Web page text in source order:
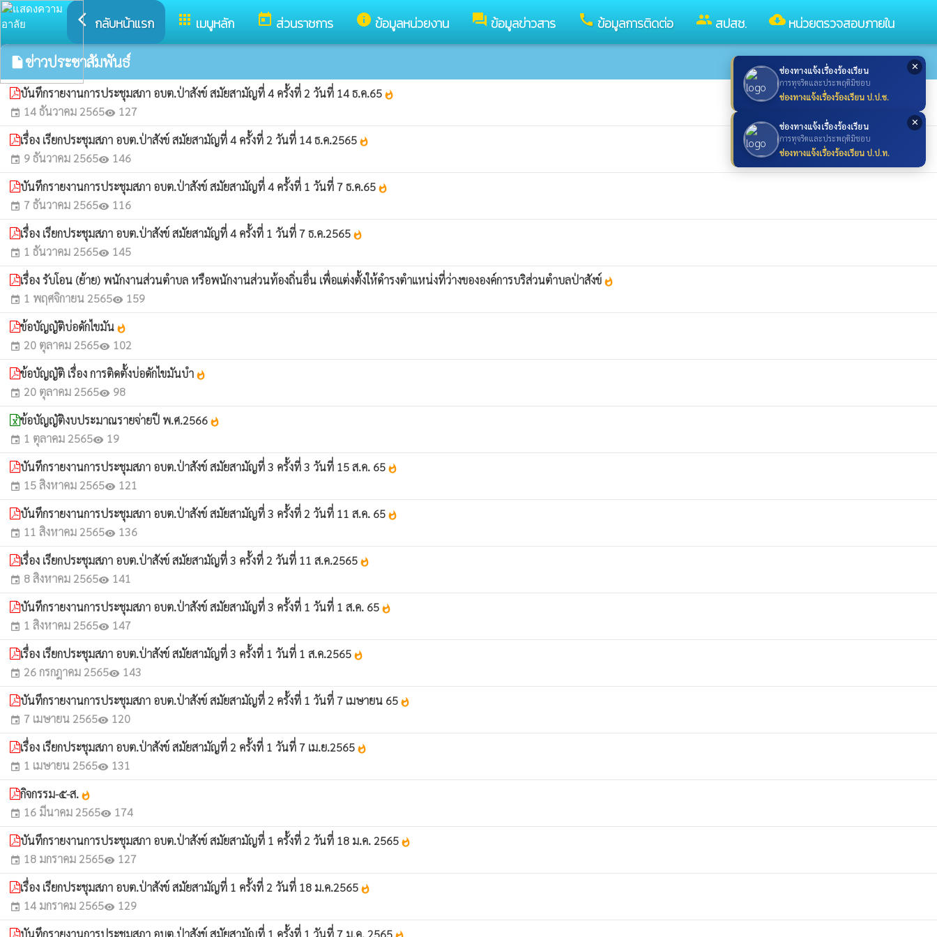
✕
ช่องทางแจ้งเรื่องร้องเรียน
การทุจริตและประพฤติมิชอบ
ช่องทางแจ้งเรื่องร้องเรียน ป.ป.ช.
✕
ช่องทางแจ้งเรื่องร้องเรียน
การทุจริตและประพฤติมิชอบ
ช่องทางแจ้งเรื่องร้องเรียน ป.ป.ท.
arrow_back_ios กลับหน้าแรก apps เมนูหลัก today ส่วนราชการ info ข้อมูลหน่วยงาน forum ข้อมูลข่าวสาร call ข้อมูลการติดต่อ group สปสช. cloud_download หน่วยตรวจสอบภายใน
insert_drive_fileข่าวประชาสัมพันธ์
บันทึกรายงานการประชุมสภา อบต.ป่าสังข์ สมัยสามัญที่ 4 ครั้งที่ 2 วันที่ 14 ธ.ค.65 whatshot
event 14 ธันวาคม 2565visibility 127
เรื่อง เรียกประชุมสภา อบต.ป่าสังข์ สมัยสามัญที่ 4 ครั้งที่ 2 วันที่ 14 ธ.ค.2565 whatshot
event 9 ธันวาคม 2565visibility 146
บันทึกรายงานการประชุมสภา อบต.ป่าสังข์ สมัยสามัญที่ 4 ครั้งที่ 1 วันที่ 7 ธ.ค.65 whatshot
event 7 ธันวาคม 2565visibility 116
เรื่อง เรียกประชุมสภา อบต.ป่าสังข์ สมัยสามัญที่ 4 ครั้งที่ 1 วันที่ 7 ธ.ค.2565 whatshot
event 1 ธันวาคม 2565visibility 145
เรื่อง รับโอน (ย้าย) พนักงานส่วนตำบล หรือพนักงานส่วนท้องถิ่นอื่น เพื่อแต่งตั้งให้ดำรงตำแหน่งที่ว่างขององค์การบริส่วนตำบลป่าสังข์ whatshot
event 1 พฤศจิกายน 2565visibility 159
ข้อบัญญัติบ่อดักไขมัน whatshot
event 20 ตุลาคม 2565visibility 102
ข้อบัญญัติ เรื่อง การติดตั้งบ่อดักไขมันบำ whatshot
event 20 ตุลาคม 2565visibility 98
ข้อบัญญัติงบประมาณรายจ่ายปี พ.ศ.2566 whatshot
event 1 ตุลาคม 2565visibility 19
บันทึกรายงานการประชุมสภา อบต.ป่าสังข์ สมัยสามัญที่ 3 ครั้งที่ 3 วันที่ 15 ส.ค. 65 whatshot
event 15 สิงหาคม 2565visibility 121
บันทึกรายงานการประชุมสภา อบต.ป่าสังข์ สมัยสามัญที่ 3 ครั้งที่ 2 วันที่ 11 ส.ค. 65 whatshot
event 11 สิงหาคม 2565visibility 136
เรื่อง เรียกประชุมสภา อบต.ป่าสังข์ สมัยสามัญที่ 3 ครั้งที่ 2 วันที่ 11 ส.ค.2565 whatshot
event 8 สิงหาคม 2565visibility 141
บันทึกรายงานการประชุมสภา อบต.ป่าสังข์ สมัยสามัญที่ 3 ครั้งที่ 1 วันที่ 1 ส.ค. 65 whatshot
event 1 สิงหาคม 2565visibility 147
เรื่อง เรียกประชุมสภา อบต.ป่าสังข์ สมัยสามัญที่ 3 ครั้งที่ 1 วันที่ 1 ส.ค.2565 whatshot
event 26 กรกฎาคม 2565visibility 143
บันทึกรายงานการประชุมสภา อบต.ป่าสังข์ สมัยสามัญที่ 2 ครั้งที่ 1 วันที่ 7 เมษายน 65 whatshot
event 7 เมษายน 2565visibility 120
เรื่อง เรียกประชุมสภา อบต.ป่าสังข์ สมัยสามัญที่ 2 ครั้งที่ 1 วันที่ 7 เม.ย.2565 whatshot
event 1 เมษายน 2565visibility 131
กิจกรรม-๕-ส. whatshot
event 16 มีนาคม 2565visibility 174
บันทึกรายงานการประชุมสภา อบต.ป่าสังข์ สมัยสามัญที่ 1 ครั้งที่ 2 วันที่ 18 ม.ค. 2565 whatshot
event 18 มกราคม 2565visibility 127
เรื่อง เรียกประชุมสภา อบต.ป่าสังข์ สมัยสามัญที่ 1 ครั้งที่ 2 วันที่ 18 ม.ค.2565 whatshot
event 14 มกราคม 2565visibility 129
บันทึกรายงานการประชุมสภา อบต.ป่าสังข์ สมัยสามัญที่ 1 ครั้งที่ 1 วันที่ 7 ม.ค. 2565